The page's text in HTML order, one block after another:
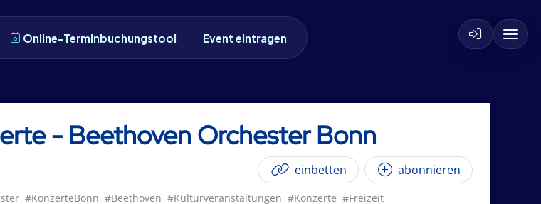
Online-Terminbuchungstool Event eintragen
- Beethoven Orchester Bonn
einbetten abonnieren
#KonzerteBonn #Beethoven #Kulturveranstaltungen #Konzerte #Freizeit